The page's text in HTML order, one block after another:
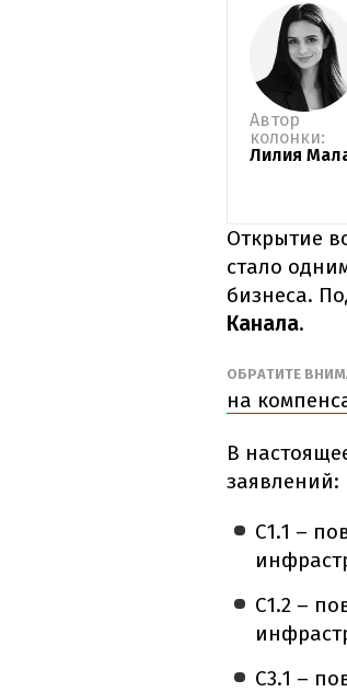
Автор
колонки:
Лилия
Открытие
стало
бизнеса.
Канала.
ОБРАТИТЕ
на
В
заявлений:
С1.1 –
С1.2 –
С3.1 –